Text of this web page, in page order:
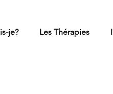
je? Les Thérapies